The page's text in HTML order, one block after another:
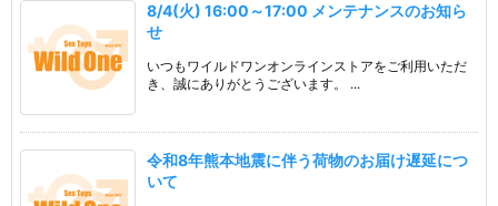
8/4(火) 16:00～17:00 メンテナンスのお知ら
せ
いつもワイルドワンオンラインストアをご利用いただ
き、誠にありがとうございます。 ...
令和8年熊本地震に伴う荷物のお届け遅延につ
いて